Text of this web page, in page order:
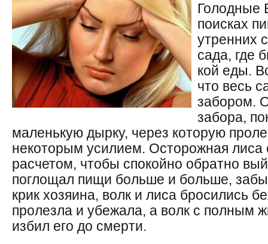
Голодные
поисках
утренних
сада, где
кой еды.
что весь
забором.
забора,
маленькую дырку, через которую
некоторым усилием. Осторожная лиса
расчетом, чтобы спокойно обратно
поглощал пищи больше и больше,
крик хозяина, волк и лиса бросились
пролезла и убежала, а волк с полным
избил его до смерти.